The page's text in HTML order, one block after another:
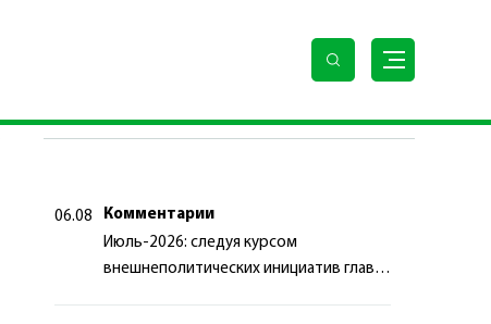
06.08
Комментарии
Июль-2026: следуя курсом
внешнеполитических инициатив главы